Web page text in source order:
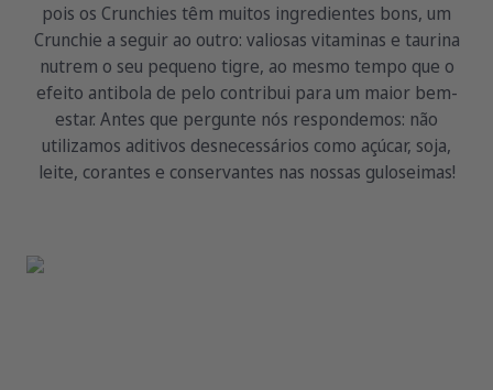
pois os Crunchies têm muitos ingredientes bons, um
Crunchie a seguir ao outro: valiosas vitaminas e taurina
nutrem o seu pequeno tigre, ao mesmo tempo que o
efeito antibola de pelo contribui para um maior bem-
estar. Antes que pergunte nós respondemos: não
utilizamos aditivos desnecessários como açúcar, soja,
leite, corantes e conservantes nas nossas guloseimas!